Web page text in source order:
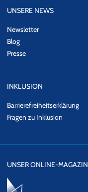
UNSERE NEWS
Newsletter
Blog
Presse
INKLUSION
Barrierefreiheitserklärung
Fragen zu Inklusion
UNSER ONLINE-MAGAZIN